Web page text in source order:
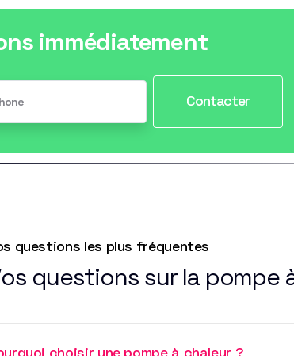
immédiatement
Contacter
questions les plus fréquentes
questions sur la pompe